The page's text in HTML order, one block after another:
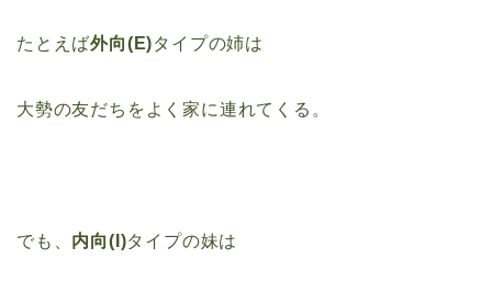
たとえば外向(E)タイプの姉は
大勢の友だちをよく家に連れてくる。
でも、 内向(I)タイプの妹は